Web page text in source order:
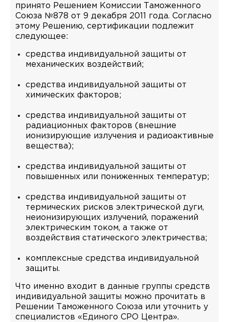
принято Решением Комиссии Таможенного
Союза №878 от 9 декабря 2011 года. Согласно
этому Решению, сертификации подлежит
следующее:
средства индивидуальной защиты от
механических воздействий;
средства индивидуальной защиты от
химических факторов;
средства индивидуальной защиты от
радиационных факторов (внешние
ионизирующие излучения и радиоактивные
вещества);
средства индивидуальной защиты от
повышенных или пониженных температур;
средства индивидуальной защиты от
термических рисков электрической дуги,
неионизирующих излучений, поражений
электрическим током, а также от
воздействия статического электричества;
комплексные средства индивидуальной
защиты.
Что именно входит в данные группы средств
индивидуальной защиты можно прочитать в
Решении Таможенного Союза или уточнить у
специалистов «Единого СРО Центра».